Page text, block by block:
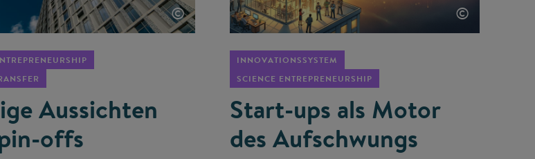
©
Aussichten
offs
©
INNOVATIONSSYSTEM
SCIENCE ENTREPRENEURSHIP
Start-ups als Motor
des Aufschwungs